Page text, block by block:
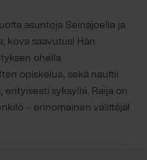
asuntoja Seinäjoella ja
kova saavutus! Hän
ohella
opiskelua, sekä nauttii
erityisesti syksyllä. Raija on
– erinomainen välittäjä!